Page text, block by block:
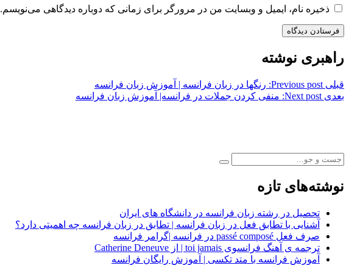
ذخیره نام، ایمیل و وبسایت من در مرورگر برای زمانی که دوباره دیدگاهی می‌نویسم.
راهبری نوشته
قبلی Previous post: رنگها در زبان فرانسه | آموزش زبان فرانسه
بعدی Next post: منفی کردن جملات در فرانسه| آموزش زبان فرانسه
نوشته‌های تازه
تحصیل در رشته زبان فرانسه در دانشگاه های ایران
آشنایی با تطابق فعل در زبان فرانسه | تطابق در زبان فرانسه چه اهمیتی دارد؟
صرف فعل passé composé در فرانسه |گرامر فرانسه
ترجمه ی آهنگ فرانسوی toi jamais | از Catherine Deneuve
آموزش فرانسه با متد تکسی | آموزش رایگان فرانسه